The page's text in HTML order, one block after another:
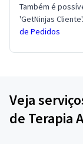
Também é
'GetNinjas
de Pedidos
Veja
de Terapia